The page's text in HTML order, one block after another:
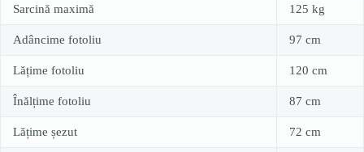
Sarcină maximă 125 kg
Adâncime fotoliu 97 cm
Lățime fotoliu 120 cm
Înălțime fotoliu 87 cm
Lățime șezut 72 cm